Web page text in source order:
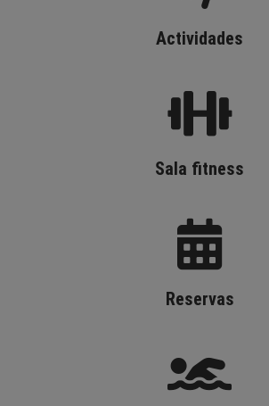
Actividades
Sala fitness
Reservas